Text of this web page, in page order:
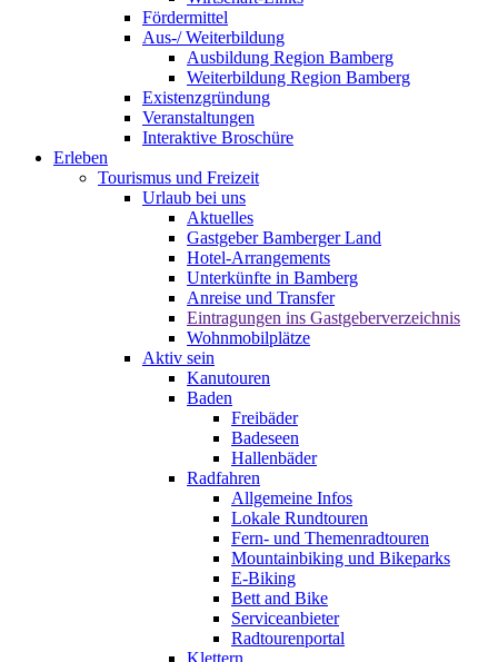
Fördermittel
Aus-/ Weiterbildung
Ausbildung Region Bamberg
Weiterbildung Region Bamberg
Existenzgründung
Veranstaltungen
Interaktive Broschüre
Erleben
Tourismus und Freizeit
Urlaub bei uns
Aktuelles
Gastgeber Bamberger Land
Hotel-Arrangements
Unterkünfte in Bamberg
Anreise und Transfer
Eintragungen ins Gastgeberverzeichnis
Wohnmobilplätze
Aktiv sein
Kanutouren
Baden
Freibäder
Badeseen
Hallenbäder
Radfahren
Allgemeine Infos
Lokale Rundtouren
Fern- und Themenradtouren
Mountainbiking und Bikeparks
E-Biking
Bett and Bike
Serviceanbieter
Radtourenportal
Klettern